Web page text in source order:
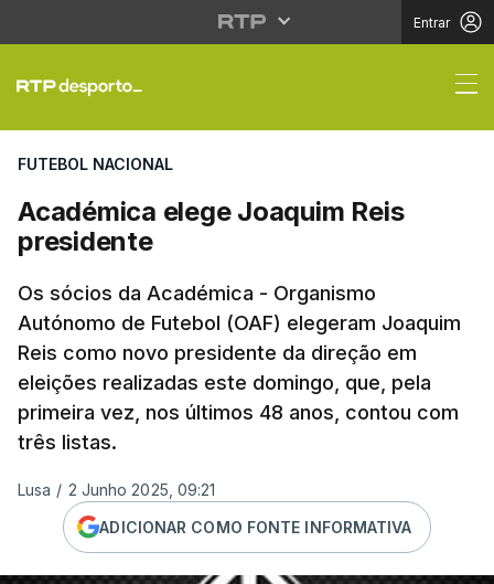
Entrar
Académica elege
FUTEBOL NACIONAL
Académica elege Joaquim Reis
presidente
Os sócios da Académica - Organismo
Autónomo de Futebol (OAF) elegeram Joaquim
Reis como novo presidente da direção em
eleições realizadas este domingo, que, pela
primeira vez, nos últimos 48 anos, contou com
três listas.
Lusa / 2 Junho 2025, 09:21
ADICIONAR COMO FONTE INFORMATIVA